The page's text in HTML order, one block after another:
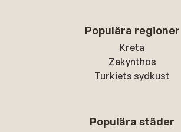
Populära regioner
Kreta
Zakynthos
Turkiets sydkust
Populära städer